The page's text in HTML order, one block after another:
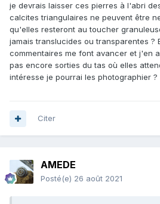
je devrais laisser ces pierres à l'abri
calcites triangulaires ne peuvent être
qu'elles resteront au toucher
jamais translucides ou transparentes ?
commentaires me font avancer et j'en
pas encore sorties du tas où elles
intéresse je pourrai les photographier ?
Citer
AMEDE
Posté(e) 26 août 2021